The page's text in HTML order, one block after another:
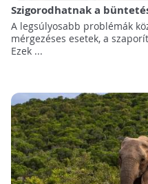
Szigorodhatnak a
A legsúlyosabb problémák
mérgezéses esetek, a
Ezek ...